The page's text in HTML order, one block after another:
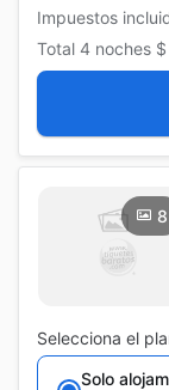
Impuestos
Total 4 noches
8
Selecciona el
Solo